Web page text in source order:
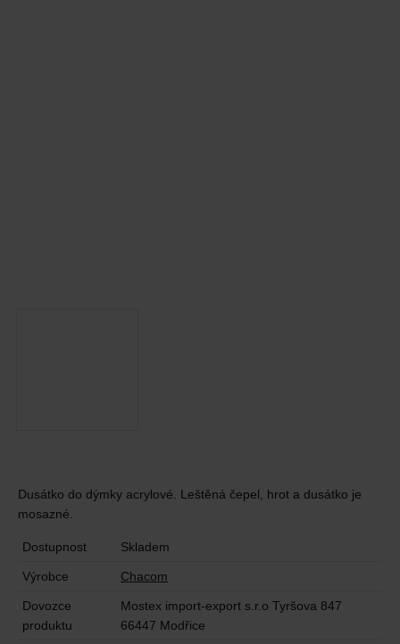
Dusátko do dýmky acrylové. Leštěná čepel, hrot a dusátko je
mosazné.
Dostupnost Skladem
Výrobce Chacom
Dovozce
produktu
Mostex import-export s.r.o Tyršova 847
66447 Modřice